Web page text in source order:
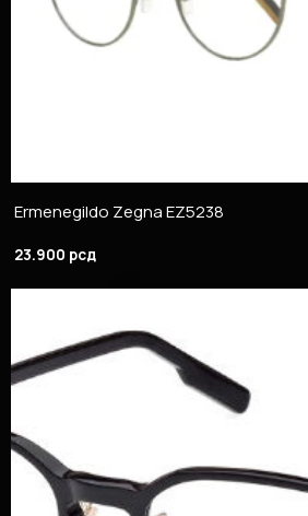
Ermenegildo Zegna EZ5238
23.900 рсд